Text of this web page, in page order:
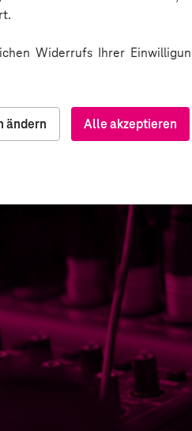
Widerrufs Ihrer
Alle akzeptieren
ändern